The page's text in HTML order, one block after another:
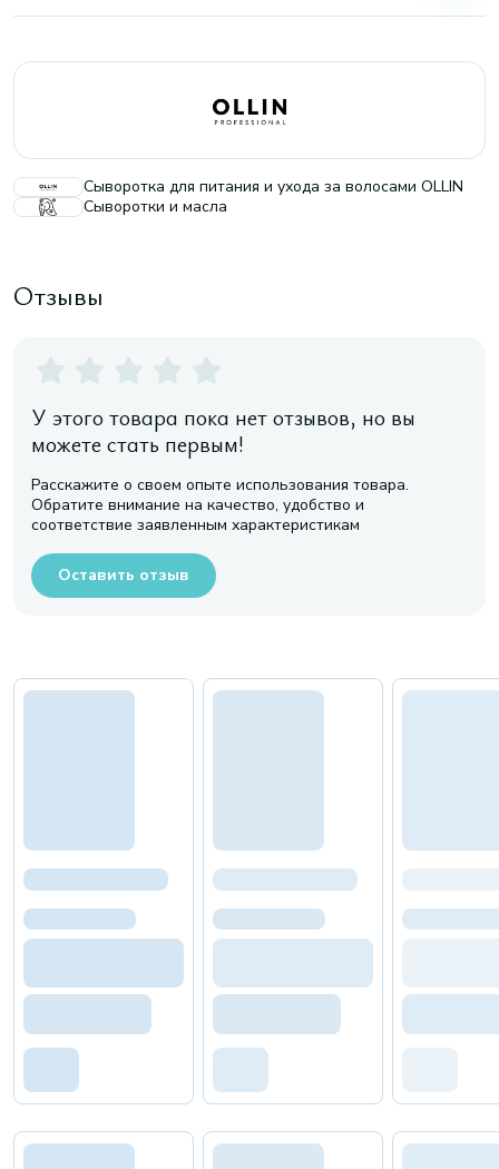
Сыворотка для питания и ухода за волосами OLLIN
Сыворотки и масла
Отзывы
У этого товара пока нет отзывов, но вы
можете стать первым!
Расскажите о своем опыте использования товара.
Обратите внимание на качество, удобство и
соответствие заявленным характеристикам
Оставить отзыв